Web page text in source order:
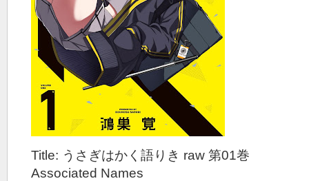
Title: うさぎはかく語りき raw 第01巻
Associated Names